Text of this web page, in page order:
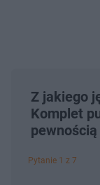
Z jakiego
Komplet
Pytanie 1 z 7